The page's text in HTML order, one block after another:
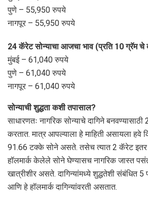
पुणे – 55,950 रुपये
नागपूर – 55,950 रुपये
24 कॅरेट सोन्याचा आजचा भाव (प्रति 10 ग्रॅम चे
मुंबई – 61,040 रुपये
पुणे – 61,040 रुपये
नागपूर – 61,040 रुपये
सोन्याची शुद्धता कशी तपासाल?
साधारणतः नागरिक सोन्याचे दागिने
करतात. मात्र आपल्याला हे माहिती असायला हवे
91.66 टक्के सोने असते. तसेच त्यात 2 कॅरेट इतर
हॉलमार्क केलेले सोने घेण्यासच नागरिक जास्त
खात्रीशीर असते. दागिन्यांमध्ये शुद्धतेशी संबंधित
आणि हे हॉलमार्क दागिन्यांवरती असतात.